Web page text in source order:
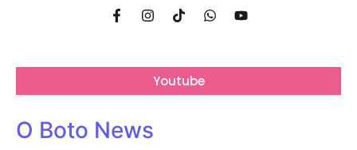
Youtube
O Boto News